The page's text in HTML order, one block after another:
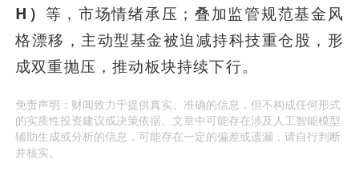
H） 等，市场情绪承压；叠加监管规范基金风
格漂移，主动型基金被迫减持科技重仓股，形
成双重抛压，推动板块持续下行。
免责声明：财闻致力于提供真实、准确的信息，但不构成任何形式
的实质性投资建议或决策依据。文章中可能存在涉及人工智能模型
辅助生成或分析的信息，可能存在一定的偏差或遗漏，请自行判断
并核实。